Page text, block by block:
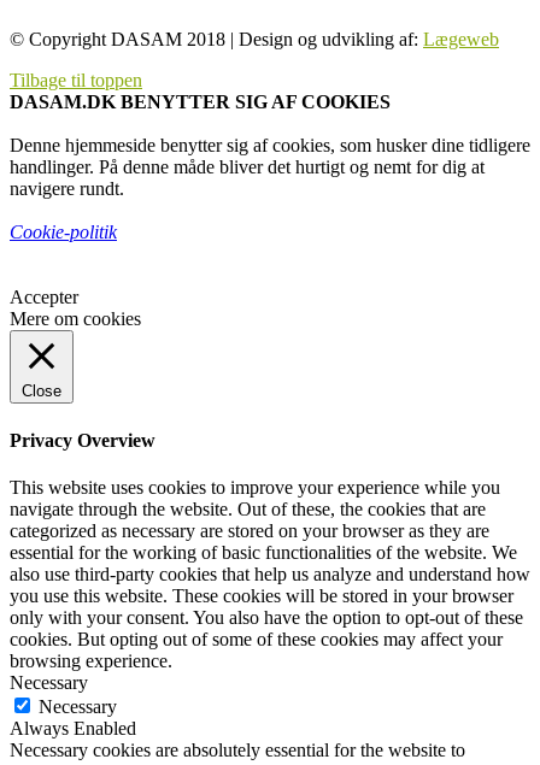
© Copyright DASAM 2018 | Design og udvikling af: Lægeweb
Tilbage til toppen
DASAM.DK BENYTTER SIG AF COOKIES
Denne hjemmeside benytter sig af cookies, som husker dine tidligere
handlinger. På denne måde bliver det hurtigt og nemt for dig at
navigere rundt.
Cookie-politik
Accepter
Mere om cookies
Close
Privacy Overview
This website uses cookies to improve your experience while you
navigate through the website. Out of these, the cookies that are
categorized as necessary are stored on your browser as they are
essential for the working of basic functionalities of the website. We
also use third-party cookies that help us analyze and understand how
you use this website. These cookies will be stored in your browser
only with your consent. You also have the option to opt-out of these
cookies. But opting out of some of these cookies may affect your
browsing experience.
Necessary
Necessary
Always Enabled
Necessary cookies are absolutely essential for the website to